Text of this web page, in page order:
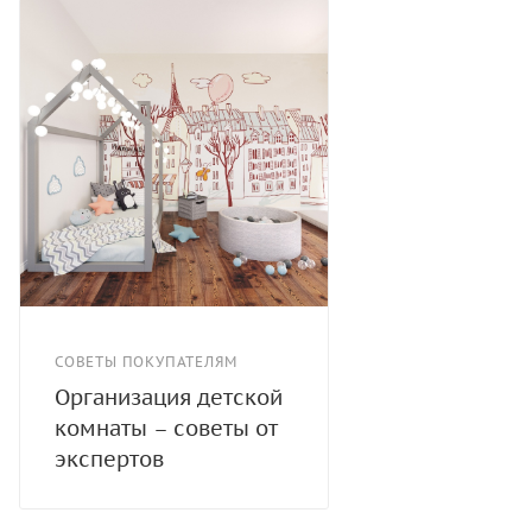
СОВЕТЫ ПОКУПАТЕЛЯМ
Организация детской
комнаты – советы от
экспертов